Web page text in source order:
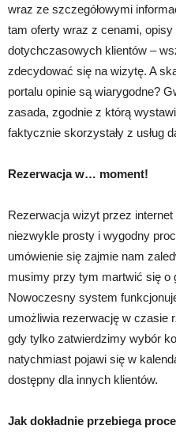
wraz ze szczegółowymi
tam oferty wraz z cenami,
dotychczasowych klientów –
zdecydować się na wizytę. A
portalu opinie są wiarygodne?
zasada, zgodnie z którą
faktycznie skorzystały z usług
Rezerwacja w… moment!
Rezerwacja wizyt przez
niezwykle prosty i wygodny
umówienie się zajmie nam
musimy przy tym martwić się o
Nowoczesny system
umożliwia rezerwację w czasie
gdy tylko zatwierdzimy wybór
natychmiast pojawi się w
dostępny dla innych klientów.
Jak dokładnie przebiega